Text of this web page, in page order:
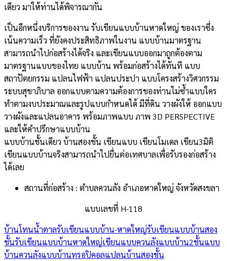
เดียว มาให้ท่านได้พิจารณากัน
เป็นอีกหนึ่งบริการของงาน รับเขียนแบบบ้านหาดใหญ่ ของเราซึ่ง
เน้นความเร็ว ที่ยังคงประสิทธิภาพในงาน แบบบ้านมาตรฐาน
สามารถนำไปก่อสร้างได้จริง และเขียนแบบออกมาถูกต้องตาม
มาตรฐานแบบของไทย แบบบ้าน พร้อมก่อสร้างได้ทันที แบบ
สถาปัตยกรรม แปลนไฟฟ้า แปลนประปา แบบโครงสร้างวิศวกรรม
ระบบสุขาภิบาล ออกแบบตามความต้องการของท่านไม่ซ้ำแบบใคร
ทำตามงบประมาณและรูปแบบกำหนดได้ มีที่ดิน วางผังให้ ออกแบบ
วางผังและแปลนอาคาร พร้อมภาพแบบ ภาพ 3D PERSPECTIVE
และให้คำปรึกษาแบบบ้าน
แบบบ้านชั้นเดียว บ้านสองชั้น เขียนแบบ เขียนโมเดล เขียน3มิติ
เขียนแบบบ้านจริงสามารถนำไปยื่นต่อเทศบาลเพื่อรับรองก่อสร้าง
ได้เลย
สถานที่ก่อสร้าง : ตําบลควนลัง อําเภอหาดใหญ่ จังหวัดสงขลา
แบบเลขที่ H-118
บ้านโทนน้ำตาลรับเขียนแบบบ้าน-หาดใหญ่รับเขียนแบบบ้านสอง
ชั้นรับเขียนแบบบ้านหาดใหญ่เขียนแบบควนลังแบบบ้าน2ชั้นแบบ
บ้านควนลังแบบบ้านทรอปิคอลแปลนบ้านสองชั้น